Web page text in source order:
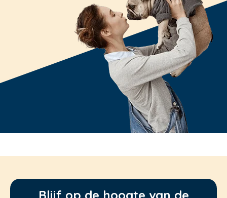
Blijf op de hoogte van de